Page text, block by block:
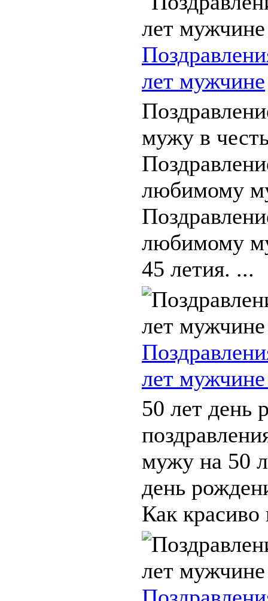
лет мужчине
мужу в
любимому
любимому
45 летия. ...
лет мужчине
50 лет день
мужу на 50
день
Как красиво